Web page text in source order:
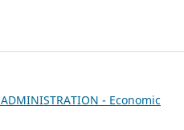
- Economic